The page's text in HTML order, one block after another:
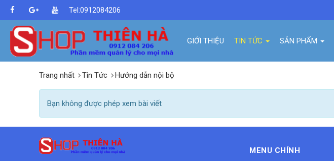
GIỚI THIỆU TIN TỨC SẢN PHẨM
Tel:0912084206
Trang nhất Tin Tức Hướng dẫn nội bộ
Bạn không được phép xem bài viết
MENU CHÍNH